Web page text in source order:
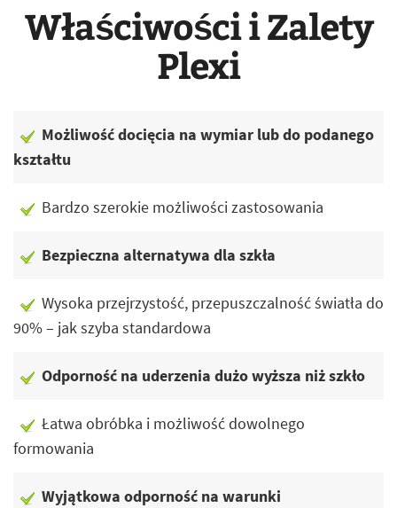
Właściwości i Zalety
Plexi
Możliwość docięcia na wymiar lub do podanego
kształtu
Bardzo szerokie możliwości zastosowania
Bezpieczna alternatywa dla szkła
Wysoka przejrzystość, przepuszczalność światła do
90% – jak szyba standardowa
Odporność na uderzenia dużo wyższa niż szkło
Łatwa obróbka i możliwość dowolnego
formowania
Wyjątkowa odporność na warunki